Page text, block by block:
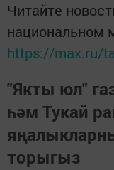
Читайте
национальном
https://max.ru/
"Якты юл"
һәм Тукай
торыгыз